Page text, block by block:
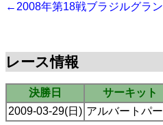
←2008年第18戦ブラジルグラン
レース情報
決勝日 サーキット
2009-03-29(日) アルバートパ